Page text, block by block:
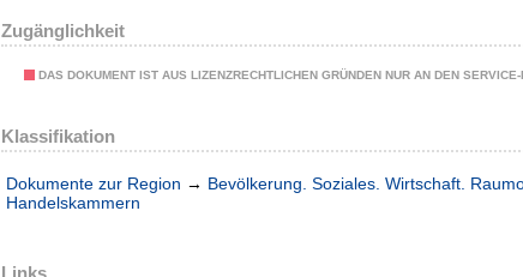
Zugänglichkeit
DAS DOKUMENT IST AUS LIZENZRECHTLICHEN GRÜNDEN NUR AN DEN
Klassifikation
Dokumente zur Region → Bevölkerung. Soziales. Wirtschaft.
Handelskammern
Links